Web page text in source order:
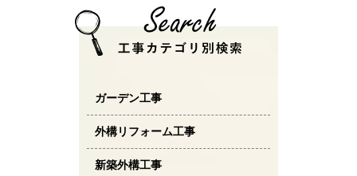
ガーデン工事
外構リフォーム工事
新築外構工事